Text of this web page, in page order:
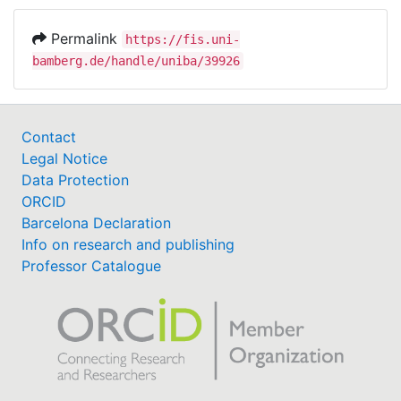
gemeinsam durchgeführt.
Permalink
https://fis.uni-
bamberg.de/handle/uniba/39926
Contact
Legal Notice
Data Protection
ORCID
Barcelona Declaration
Info on research and publishing
Professor Catalogue